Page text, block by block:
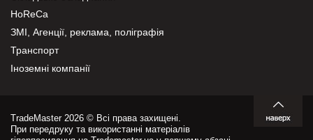
HoReCa
ЗМІ, Агенції, реклама, поліграфія
Транспорт
Іноземні компанії
TradeMaster 2026 © Всі права захищені.
При передруку та використанні матеріалів